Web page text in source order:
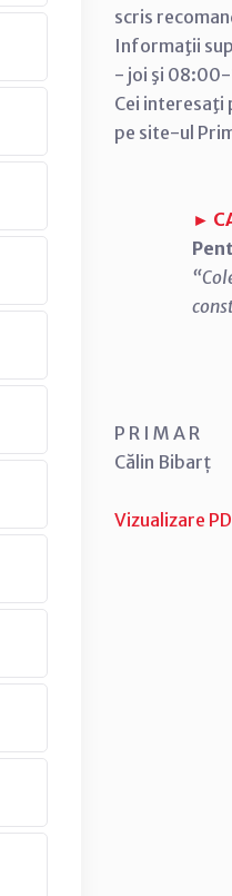
scris
Informaţii
- joi şi 08:00-
Cei interesaţi
pe site-ul
►
P R I M A R
Călin Bibarț
Vizualizare